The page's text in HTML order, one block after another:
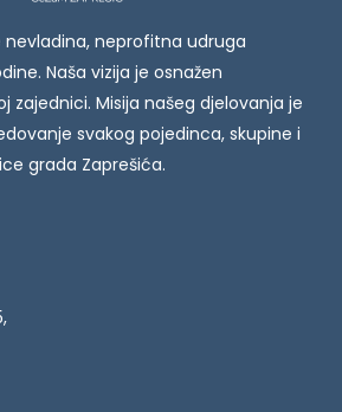
nevladina, neprofitna udruga
Naša vizija je osnažen
zajednici. Misija našeg djelovanja je
svakog pojedinca, skupine i
grada Zaprešića.